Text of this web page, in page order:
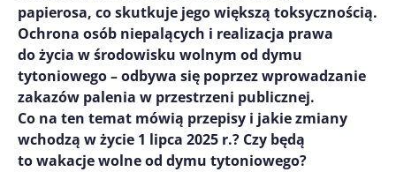
papierosa, co skutkuje jego większą toksycznością.
Ochrona osób niepalących i realizacja prawa
do życia w środowisku wolnym od dymu
tytoniowego – odbywa się poprzez wprowadzanie
zakazów palenia w przestrzeni publicznej.
Co na ten temat mówią przepisy i jakie zmiany
wchodzą w życie 1 lipca 2025 r.? Czy będą
to wakacje wolne od dymu tytoniowego?